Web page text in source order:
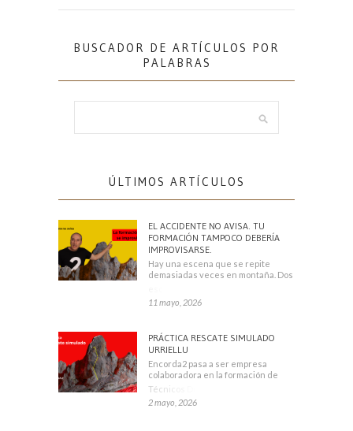
BUSCADOR DE ARTÍCULOS POR
PALABRAS
ÚLTIMOS ARTÍCULOS
EL ACCIDENTE NO AVISA. TU
FORMACIÓN TAMPOCO DEBERÍA
IMPROVISARSE.
Hay una escena que se repite
demasiadas veces en montaña. Dos
11 mayo, 2026
PRÁCTICA RESCATE SIMULADO
URRIELLU
Encorda2 pasa a ser empresa
colaboradora en la formación de
Técnicos Deportivos
2 mayo, 2026